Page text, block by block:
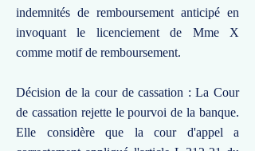
indemnités de remboursement anticipé en
invoquant le licenciement de Mme X
comme motif de remboursement.
Décision de la cour de cassation : La Cour
de cassation rejette le pourvoi de la banque.
Elle considère que la cour d'appel a